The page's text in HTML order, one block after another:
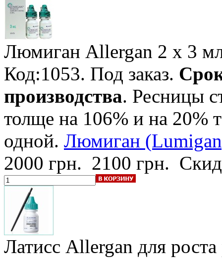
Люмиган Allergan 2 x 3
Код:1053. Под заказ.
производства. Ресницы
толще на 106% и на 20%
одной. Люмиган
2000 грн. 2100 грн.
Латисс Allergan для